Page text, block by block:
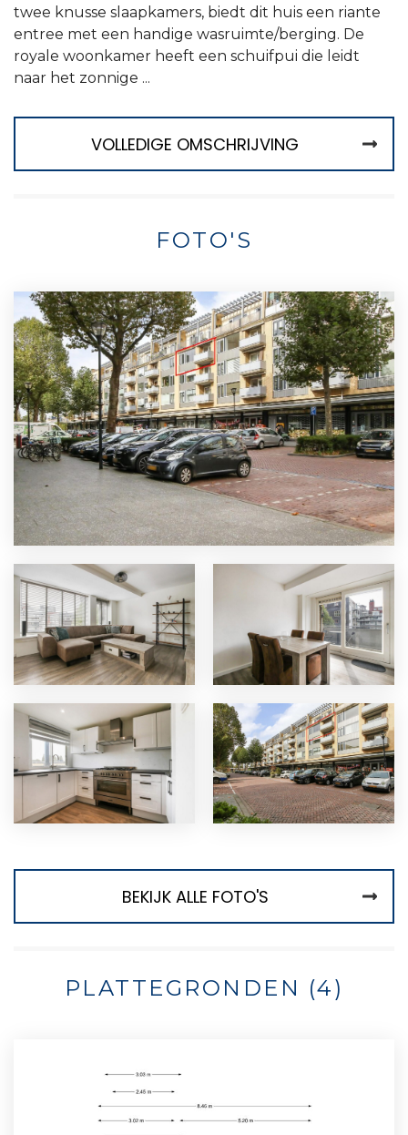
twee knusse slaapkamers, biedt dit huis een riante
entree met een handige wasruimte/berging. De
royale woonkamer heeft een schuifpui die leidt
naar het zonnige ...
VOLLEDIGE OMSCHRIJVING
FOTO'S
BEKIJK ALLE FOTO'S
PLATTEGRONDEN (4)